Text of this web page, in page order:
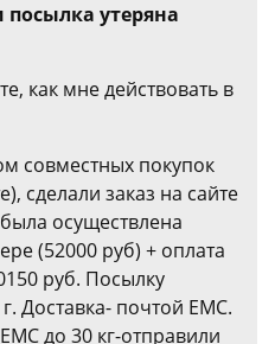
посылка утеряна
как мне действовать в
совместных покупок
сделали заказ на сайте
осуществлена
(52000 руб) + оплата
руб. Посылку
Доставка- почтой ЕМС.
ЕМС до 30 кг-отправили